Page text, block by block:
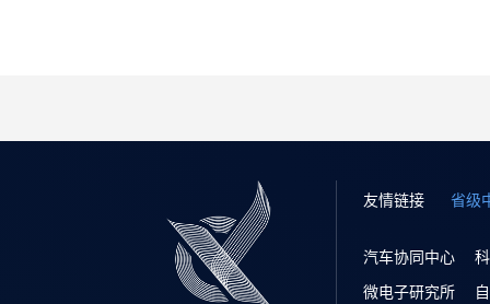
友情链接 省级
汽车协同中心
微电子研究所